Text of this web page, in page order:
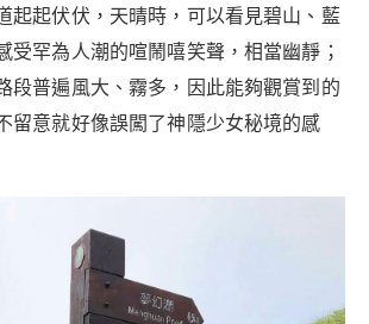
起起伏伏，天晴時，可以看見碧山、藍
受罕為人潮的喧鬧嘻笑聲，相當幽靜；
段普遍風大、霧多，因此能夠觀賞到的
留意就好像誤闖了神隱少女秘境的感